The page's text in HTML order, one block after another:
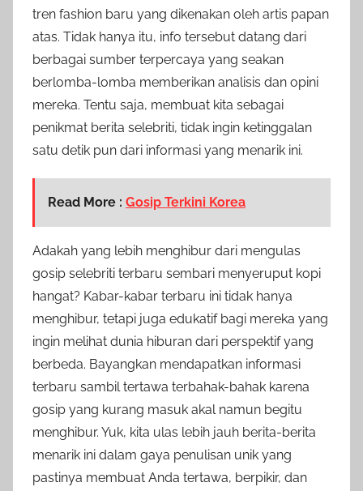
tren fashion baru yang dikenakan oleh artis papan
atas. Tidak hanya itu, info tersebut datang dari
berbagai sumber terpercaya yang seakan
berlomba-lomba memberikan analisis dan opini
mereka. Tentu saja, membuat kita sebagai
penikmat berita selebriti, tidak ingin ketinggalan
satu detik pun dari informasi yang menarik ini.
Read More : Gosip Terkini Korea
Adakah yang lebih menghibur dari mengulas
gosip selebriti terbaru sembari menyeruput kopi
hangat? Kabar-kabar terbaru ini tidak hanya
menghibur, tetapi juga edukatif bagi mereka yang
ingin melihat dunia hiburan dari perspektif yang
berbeda. Bayangkan mendapatkan informasi
terbaru sambil tertawa terbahak-bahak karena
gosip yang kurang masuk akal namun begitu
menghibur. Yuk, kita ulas lebih jauh berita-berita
menarik ini dalam gaya penulisan unik yang
pastinya membuat Anda tertawa, berpikir, dan